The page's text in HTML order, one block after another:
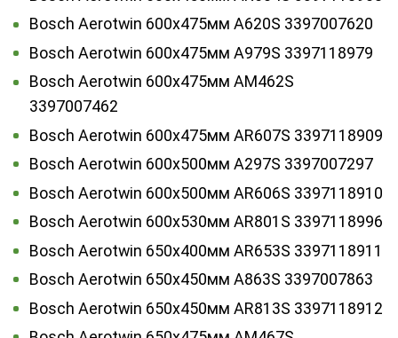
Bosch Aerotwin 600х475мм A620S 3397007620
Bosch Aerotwin 600х475мм A979S 3397118979
Bosch Aerotwin 600х475мм AM462S
3397007462
Bosch Aerotwin 600х475мм AR607S 3397118909
Bosch Aerotwin 600х500мм A297S 3397007297
Bosch Aerotwin 600х500мм AR606S 3397118910
Bosch Aerotwin 600х530мм AR801S 3397118996
Bosch Aerotwin 650x400мм AR653S 3397118911
Bosch Aerotwin 650x450мм A863S 3397007863
Bosch Aerotwin 650x450мм AR813S 3397118912